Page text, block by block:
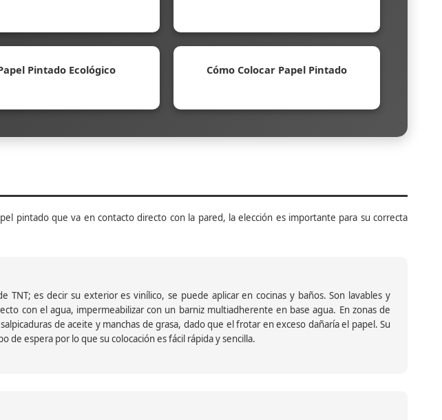
Pintado Ecológico Cómo Colocar Papel Pintado
pintado que va en contacto directo con la pared, la elección es importante para su correcta
es decir su exterior es vinílico, se puede aplicar en cocinas y baños. Son lavables y
con el agua, impermeabilizar con un barniz multiadherente en base agua. En zonas de
de aceite y manchas de grasa, dado que el frotar en exceso dañaría el papel. Su
de espera por lo que su colocación es fácil rápida y sencilla.